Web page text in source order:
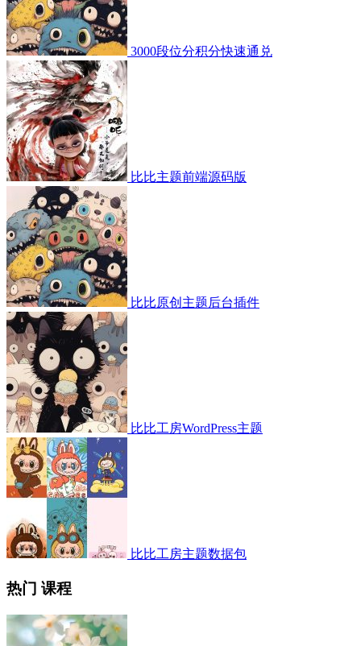
3000段位分积分快速通兑
比比主题前端源码版
比比原创主题后台插件
比比工房WordPress主题
比比工房主题数据包
热门 课程